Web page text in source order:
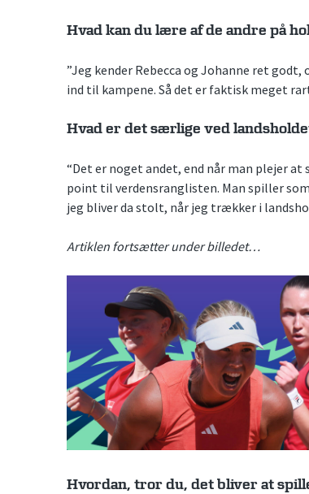
Hvad kan du lære af de andre på
”Jeg kender Rebecca og Johanne ret
ind til kampene. Så det er faktisk meget
Hvad er det særlige ved
“Det er noget andet, end når man plejer
point til verdensranglisten. Man spiller
jeg bliver da stolt, når jeg trækker i
Artiklen fortsætter under billedet…
Hvordan, tror du, det bliver at